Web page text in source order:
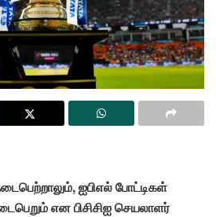
ஐபிஎல் போட்டிகள்
என பிசிசிஐ செயலாளர்